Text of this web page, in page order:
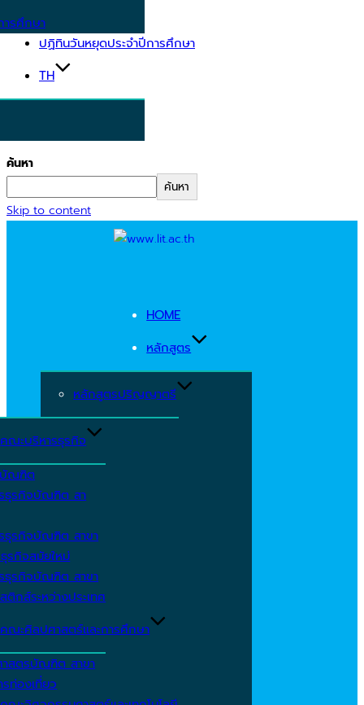
รศึกษา
ปฏิทินวันหยุดประจำปีการศึกษา
TH
ค้นหา
ค้นหา
Skip to content
HOME
หลักสูตร
หลักสูตรปริญญาตรี
คณะบริหารธุรกิจ
ณฑิต
ธุรกิจบัณฑิต สา
ธุรกิจบัณฑิต สาขา
รกิจสมัยใหม่
ธุรกิจบัณฑิต สาขา
ติกส์ระหว่างประเทศ
คณะศิลปศาสตร์และการศึกษา
สตรบัณฑิต สาขา
ท่องเที่ยว